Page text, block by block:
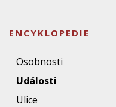
ENCYKLOPEDIE
Osobnosti
Události
Ulice